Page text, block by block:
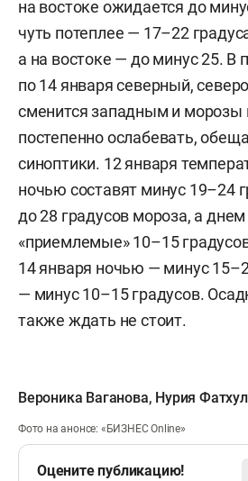
на востоке ожидается до
чуть потеплее — 17–22
а на востоке — до минус 25. В
по 14 января северный,
сменится западным и морозы
постепенно ослабевать,
синоптики. 12 января
ночью составят минус 19–24
до 28 градусов мороза, а
«приемлемые» 10–15
14 января ночью — минус
— минус 10–15 градусов.
также ждать не стоит.
Вероника Ваганова, Нурия
Фото на анонсе: «БИЗНЕС Online»
Оцените публикацию!